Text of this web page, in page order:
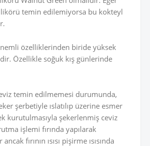
temin edilemiyorsa bu kokteyl
özelliklerinden biride yüksek
Özellikle soğuk kış günlerinde
temin edilmemesi durumunda,
şerbetiyle ıslatılıp üzerine esmer
kurutulmasıyla şekerlenmiş ceviz
işlemi fırında yapılarak
fırının ısısı pişirme ısısında